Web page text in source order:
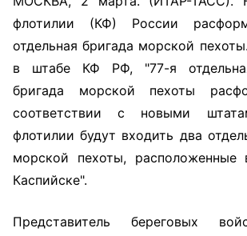
флотилии (КФ) России
отдельная бригада морской
в штабе КФ РФ, "77-я
бригада морской пехоты
соответствии с новыми
флотилии будут входить два
морской пехоты, расположенные
Каспийске".
Представитель береговых